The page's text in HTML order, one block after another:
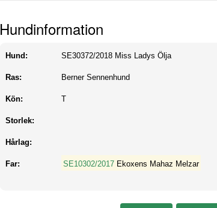
Hundinformation
Hund: SE30372/2018 Miss Ladys Ölja
Ras: Berner Sennenhund
Kön: T
Storlek:
Hårlag:
Far: SE10302/2017 Ekoxens Mahaz Melzar